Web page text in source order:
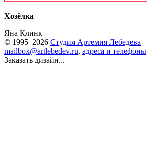
Хозёлка
Яна Клинк
© 1995–2026 Студия Артемия Лебедева
mailbox@artlebedev.ru, адреса и телефоны
Заказать дизайн...